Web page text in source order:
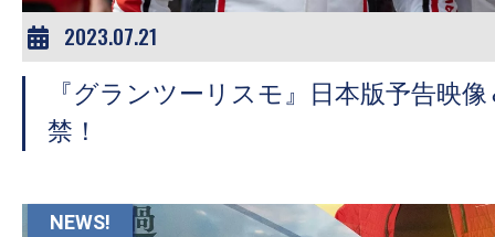
2023.07.21
『グランツーリスモ』日本版予告映
禁！
NEWS!